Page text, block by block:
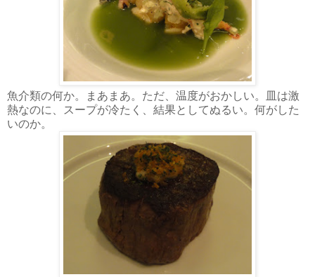
魚介類の何か。まあまあ。ただ、温度がおかしい。皿は激
熱なのに、スープが冷たく、結果としてぬるい。何がした
いのか。